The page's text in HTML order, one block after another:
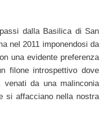
dalla Basilica di San
nel 2011 imponendosi da
una evidente preferenza
filone introspettivo dove
da una malinconia
si affacciano nella nostra